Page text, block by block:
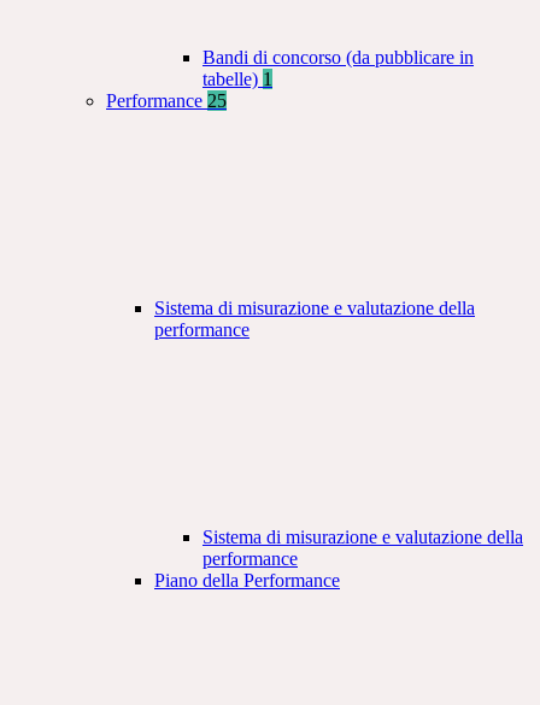
Bandi di concorso (da pubblicare in
tabelle) 1
Performance 25
Sistema di misurazione e valutazione della
performance
Sistema di misurazione e valutazione della
performance
Piano della Performance